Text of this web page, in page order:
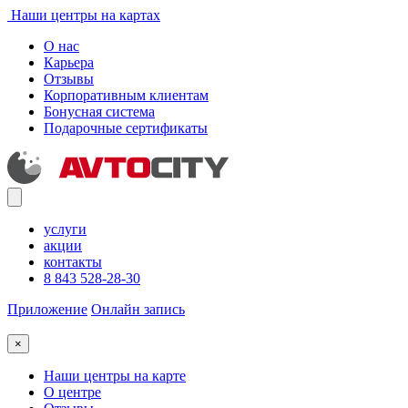
Наши центры на картах
О нас
Карьера
Отзывы
Корпоративным клиентам
Бонусная система
Подарочные сертификаты
услуги
акции
контакты
8 843 528-28-30
Приложение Онлайн запись
×
Наши центры на карте
О центре